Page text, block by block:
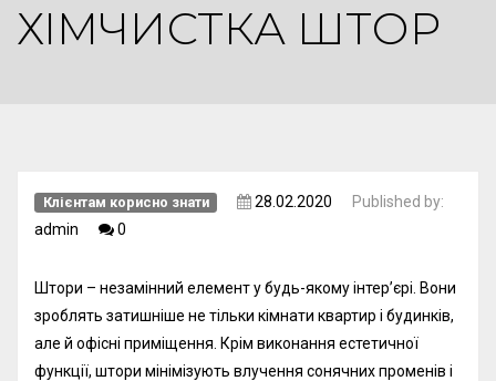
ХІМЧИСТКА ШТОР
Клієнтам корисно знати 28.02.2020
Published by:
admin
0
Штори – незамінний елемент у будь-якому інтер’єрі. Вони
зроблять затишніше не тільки кімнати квартир і будинків,
але й офісні приміщення. Крім виконання естетичної
функції, штори мінімізують влучення сонячних променів і